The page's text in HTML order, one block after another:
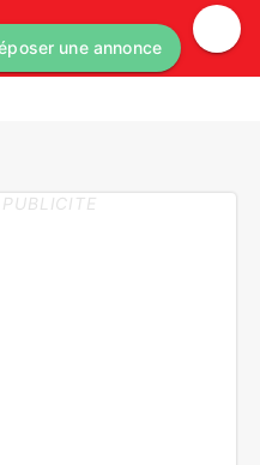
une annonce
PUBLICITE